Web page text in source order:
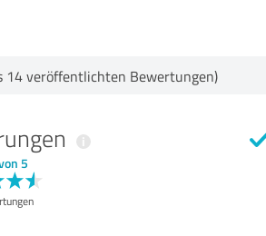
14 veröffentlichten Bewertungen)
5